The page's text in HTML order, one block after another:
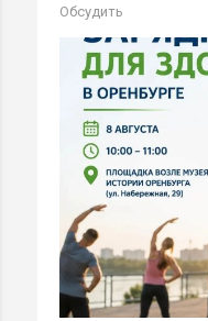
Обсудить